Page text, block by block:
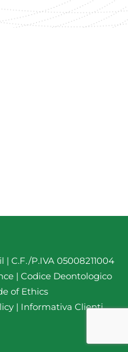
| C.F./P.IVA 05008211004
| Codice Deontologico
of Ethics
| Informativa Clienti